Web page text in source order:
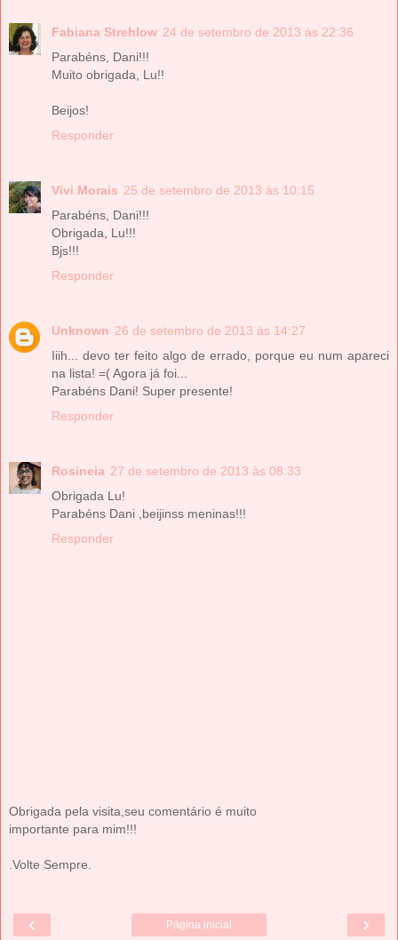
Fabiana Strehlow 24 de setembro de 2013 às 22:36
Parabéns, Dani!!!
Muito obrigada, Lu!!
Beijos!
Responder
Vivi Morais 25 de setembro de 2013 às 10:15
Parabéns, Dani!!!
Obrigada, Lu!!!
Bjs!!!
Responder
Unknown 26 de setembro de 2013 às 14:27
Iiih... devo ter feito algo de errado, porque eu num apareci
na lista! =( Agora já foi...
Parabéns Dani! Super presente!
Responder
Rosineia 27 de setembro de 2013 às 08:33
Obrigada Lu!
Parabéns Dani ,beijinss meninas!!!
Responder
Obrigada pela visita,seu comentário é muito
importante para mim!!!
.Volte Sempre.
‹ ›
Página inicial